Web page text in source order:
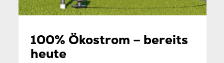
100% Ökostrom – bereits
heute